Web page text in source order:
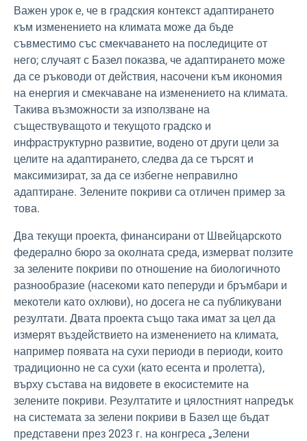
Важен урок е, че в градския контекст адаптирането
към изменението на климата може да бъде
съвместимо със смекчаването на последиците от
него; случаят с Базел показва, че адаптирането може
да се ръководи от действия, насочени към икономия
на енергия и смекчаване на изменението на климата.
Такива възможности за използване на
съществуващото и текущото градско и
инфраструктурно развитие, водено от други цели за
целите на адаптирането, следва да се търсят и
максимизират, за да се избегне неправилно
адаптиране. Зелените покриви са отличен пример за
това.
Два текущи проекта, финансирани от Швейцарското
федерално бюро за околната среда, измерват ползите
за зелените покриви по отношение на биологичното
разнообразие (насекоми като пеперуди и бръмбари и
мекотели като охлюви), но досега не са публикувани
резултати. Двата проекта също така имат за цел да
измерят въздействието на изменението на климата,
например появата на сухи периоди в периоди, които
традиционно не са сухи (като есента и пролетта),
върху състава на видовете в екосистемите на
зелените покриви. Резултатите и цялостният напредък
на системата за зелени покриви в Базел ще бъдат
представени през 2023 г. на конгреса „Зелени